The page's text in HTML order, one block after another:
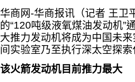
华商网-华商报讯（记者 王卫
的“120吨级液氧煤油发动机”
大推力发动机将成为中国未
间实验室乃至执行深太空探
该火箭发动机目前推力最大